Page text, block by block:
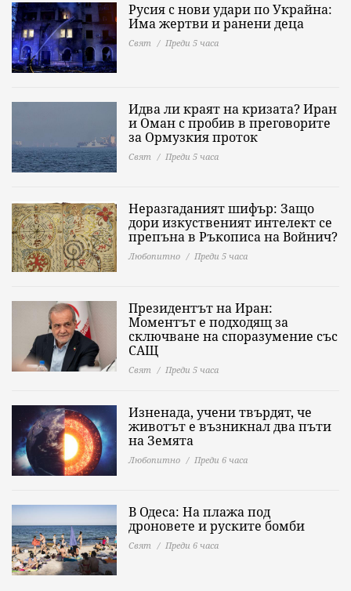
Русия с нови удари по Украйна:
Има жертви и ранени деца
Свят Преди 5 часа
Идва ли краят на кризата? Иран
и Оман с пробив в преговорите
за Ормузкия проток
Свят Преди 5 часа
Неразгаданият шифър: Защо
дори изкуственият интелект се
препъна в Ръкописа на Войнич?
Любопитно Преди 5 часа
Президентът на Иран:
Моментът е подходящ за
сключване на споразумение със
САЩ
Свят Преди 5 часа
Изненада, учени твърдят, че
животът е възникнал два пъти
на Земята
Любопитно Преди 6 часа
В Одеса: На плажа под
дроновете и руските бомби
Свят Преди 6 часа